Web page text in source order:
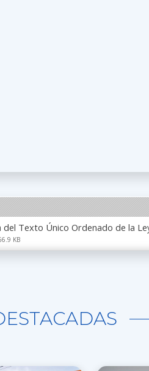
Texto Único Ordenado de la
KB